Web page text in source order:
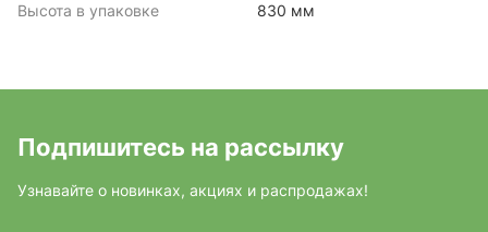
Высота в упаковке 830 мм
Подпишитесь на рассылку
Узнавайте о новинках, акциях и распродажах!